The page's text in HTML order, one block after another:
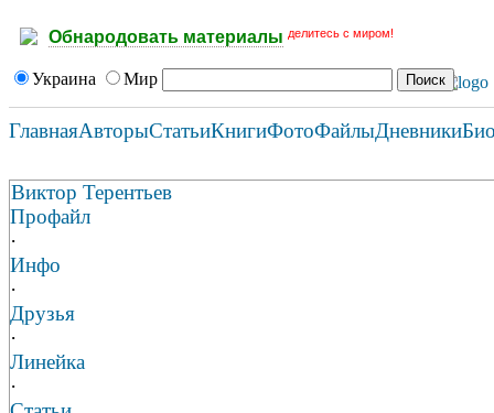
Обнародовать материалы делитесь с миром!
Украина Мир
ГлавнаяАвторыСтатьиКнигиФотоФайлыДневники
Виктор Терентьев
Профайл
·
Инфо
·
Друзья
·
Линейка
·